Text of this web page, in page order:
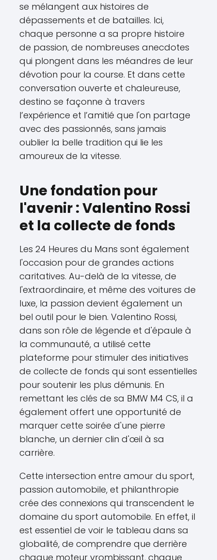
se mélangent aux histoires de
dépassements et de batailles. Ici,
chaque personne a sa propre histoire
de passion, de nombreuses anecdotes
qui plongent dans les méandres de leur
dévotion pour la course. Et dans cette
conversation ouverte et chaleureuse,
destino se façonne à travers
l’expérience et l’amitié que l'on partage
avec des passionnés, sans jamais
oublier la belle tradition qui lie les
amoureux de la vitesse.
Une fondation pour
l'avenir : Valentino Rossi
et la collecte de fonds
Les 24 Heures du Mans sont également
l'occasion pour de grandes actions
caritatives. Au-delà de la vitesse, de
l'extraordinaire, et même des voitures de
luxe, la passion devient également un
bel outil pour le bien. Valentino Rossi,
dans son rôle de légende et d'épaule à
la communauté, a utilisé cette
plateforme pour stimuler des initiatives
de collecte de fonds qui sont essentielles
pour soutenir les plus démunis. En
remettant les clés de sa BMW M4 CS, il a
également offert une opportunité de
marquer cette soirée d'une pierre
blanche, un dernier clin d'œil à sa
carrière.
Cette intersection entre amour du sport,
passion automobile, et philanthropie
crée des connexions qui transcendent le
domaine du sport automobile. En effet, il
est essentiel de voir le tableau dans sa
globalité, de comprendre que derrière
chaque moteur vrombissant, chaque